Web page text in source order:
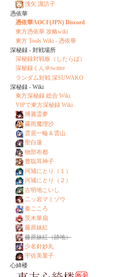
洩矢 諏訪子
憑依華
憑依華AOCF(JPN) Discord
東方憑依華 攻略wiki
東方 Tools Wiki - 憑依華
深秘録 - 対戦場所
深秘録対戦板（したらば）
深秘録くん＠twitter
ランダム対戦 深SUWAKO
深秘録 - Wiki
東方深秘録 総合 Wiki
VIPで東方深秘録 Wiki
博麗霊夢
霧雨魔理沙
雲居一輪＆雲山
聖白蓮
物部布都
豊聡耳神子
河城にとり（１）
河城にとり（２）
古明地こいし
二ッ岩マミゾウ
秦こころ
茨木華扇
藤原妹紅
藤原妹紅（跡地）
少名針妙丸
宇佐美菫子
心綺楼